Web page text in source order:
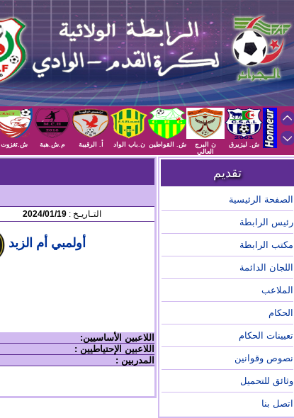
ش. ليزيرق
ن البرج
العالي
ش. القواطين ن.باب الواد أ. الرقيبة م.ش.هبة ش.تغزوت
تقديم
الصفحة الرئيسية
رئيس الرابطة
مكتب الرابطة
اللجان الدائمة
الملاعب
الحكام
تعيينات الحكام
نصوص وقوانين
وثائق للتحميل
اتصل بنا
التـاريـخ : 2024/01/19
أولمبي أم الزبد
اللاعبين الأساسيين:
اللاعبين الإحتياطيين :
المدربين :